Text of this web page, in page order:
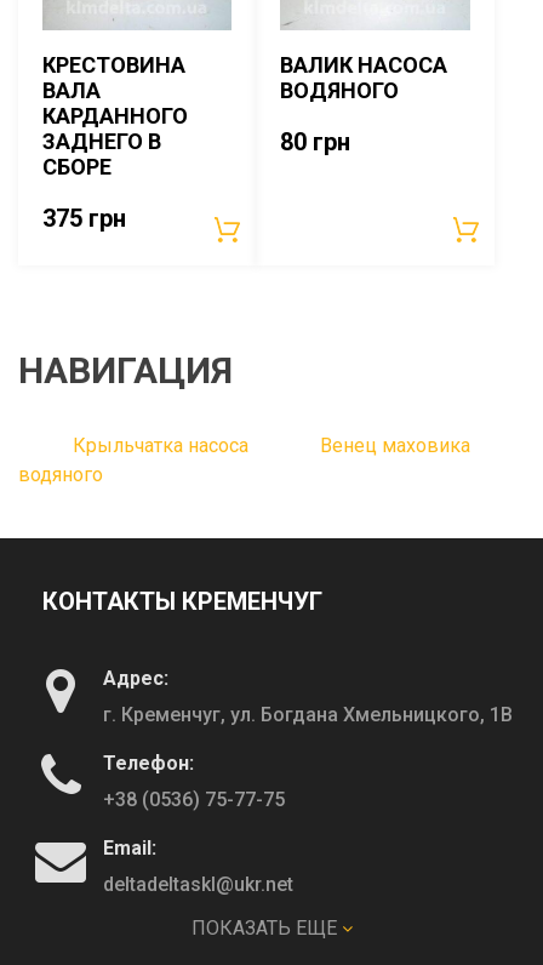
КРЕСТОВИНА
ВАЛА
КАРДАННОГО
ЗАДНЕГО В
СБОРЕ
375 грн
ВАЛИК НАСОСА
ВОДЯНОГО
80 грн
НАВИГАЦИЯ
Крыльчатка насоса
водяного
Венец маховика
КОНТАКТЫ КРЕМЕНЧУГ
Адрес:
г. Кременчуг, ул. Богдана Хмельницкого, 1В
Телефон:
+38 (0536) 75-77-75
Email:
deltadeltaskl@ukr.net
ПОКАЗАТЬ ЕЩЕ